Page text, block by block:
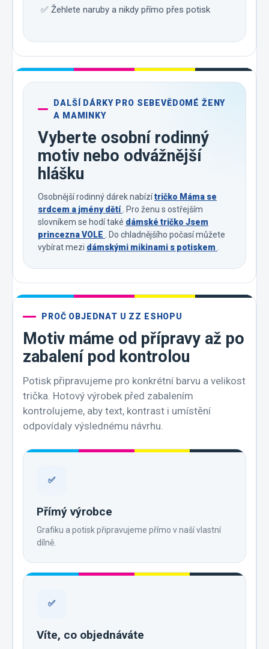
✅ Žehlete naruby a nikdy přímo přes potisk
DALŠÍ DÁRKY PRO SEBEVĚDOMÉ ŽENY
A MAMINKY
Vyberte osobní rodinný
motiv nebo odvážnější
hlášku
Osobnější rodinný dárek nabízítričko Máma se
srdcem a jmény dětí
. Pro ženu s ostřejším
slovníkem se hodí také dámské tričko Jsem
princezna VOLE
. Do chladnějšího počasí můžete
vybírat mezi dámskými mikinami s potiskem
PROČ OBJEDNAT U ZZ ESHOPU
Motiv máme od přípravy až po
zabalení pod kontrolou
Potisk připravujeme pro konkrétní barvu a velikost
trička. Hotový výrobek před zabalením
kontrolujeme, aby text, kontrast i umístění
odpovídaly výslednému návrhu.
✅
Přímý výrobce
Grafiku a potisk připravujeme přímo v naší vlastní
dílně.
✅
Víte, co objednáváte